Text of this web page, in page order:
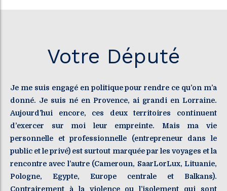
Votre Député
Je me suis engagé en politique pour rendre ce qu’on m’a
donné. Je suis né en Provence, ai grandi en Lorraine.
Aujourd’hui encore, ces deux territoires continuent
d’exercer sur moi leur empreinte. Mais ma vie
personnelle et professionnelle (entrepreneur dans le
public et le privé) est surtout marquée par les voyages et la
rencontre avec l’autre (Cameroun, SaarLorLux, Lituanie,
Pologne, Egypte, Europe centrale et Balkans).
Contrairement à la violence ou l’isolement qui sont